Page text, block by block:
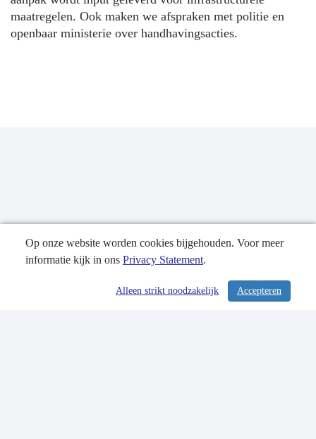
maatregelen. Ook maken we afspraken met politie en
openbaar ministerie over handhavingsacties.
/ 328
Publicatiedatum: 29-10-2020
Op onze website worden cookies bijgehouden. Voor meer
informatie kijk in ons Privacy Statement.
Accepteren
Alleen strikt noodzakelijk